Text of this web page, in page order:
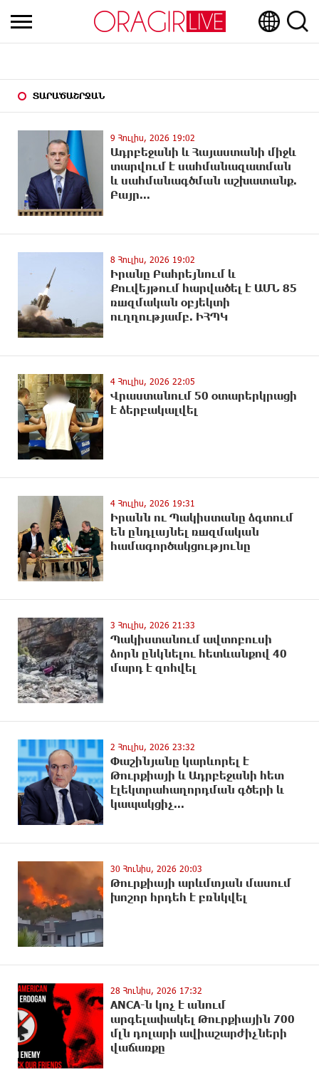
ՏԱՐԱԾԱՇՐՋԱՆ
9 Հուլիս, 2026 19:02
Ադրբեջանի և Հայաստանի միջև
տարվում է սահմանազատման
և սահմանագծման աշխատանք.
Բայր...
8 Հուլիս, 2026 19:02
Իրանը Բահրեյնում և
Քուվեյթում hարվածել է ԱՄՆ 85
ռшզմական օբյեկտի
ուղղությամբ. ԻՀՊԿ
4 Հուլիս, 2026 22:05
Վրաստանում 50 օտարերկրացի
է ձերբակալվել
4 Հուլիս, 2026 19:31
Իրանն ու Պակիստանը ձգտում
են ընդլայնել ռшզմական
համագործակցությունը
3 Հուլիս, 2026 21:33
Պակիստանում ավտոբուսի
ձորն ընկնելnւ հետևանքով 40
մարդ է զnhվել
2 Հուլիս, 2026 23:32
Փաշինյանը կարևորել է
Թուրքիայի և Ադրբեջանի հետ
էլեկտրահաղորդման գծերի և
կապակցիչ...
30 Հունիս, 2026 20:03
Թուրքիայի արևմտյան մասում
խnշոր hրդեհ է բռնկվել
28 Հունիս, 2026 17:32
ANCA-ն կոչ է անում
արգելափակել Թուրքիային 700
մլն դոլարի ավիաշարժիչների
վաճառքը